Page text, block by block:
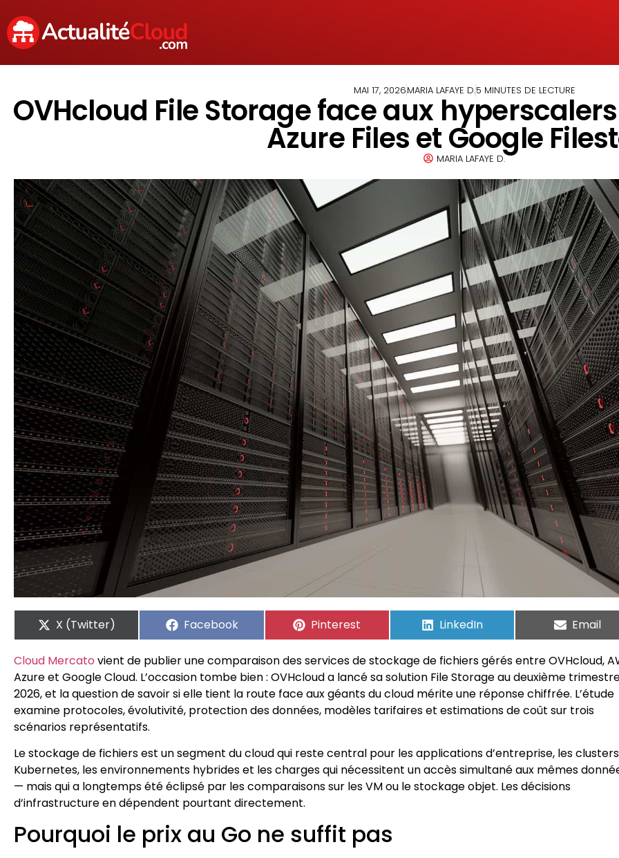
MAI 17, 2026MARIA LAFAYE D.5 MINUTES DE LECTURE
OVHcloud File Storage face aux
Azure Files et Google
MARIA LAFAYE D.
X (Twitter) Facebook Pinterest LinkedIn Email
Cloud Mercato vient de publier une comparaison des services de stockage de fichiers gérés entre OVHcloud,
Azure et Google Cloud. L’occasion tombe bien : OVHcloud a lancé sa solution File Storage au deuxième
2026, et la question de savoir si elle tient la route face aux géants du cloud mérite une réponse chiffrée. L’étude
examine protocoles, évolutivité, protection des données, modèles tarifaires et estimations de coût sur trois
scénarios représentatifs.
Le stockage de fichiers est un segment du cloud qui reste central pour les applications d’entreprise, les clusters
Kubernetes, les environnements hybrides et les charges qui nécessitent un accès simultané aux mêmes
— mais qui a longtemps été éclipsé par les comparaisons sur les VM ou le stockage objet. Les décisions
d’infrastructure en dépendent pourtant directement.
Pourquoi le prix au Go ne suffit pas